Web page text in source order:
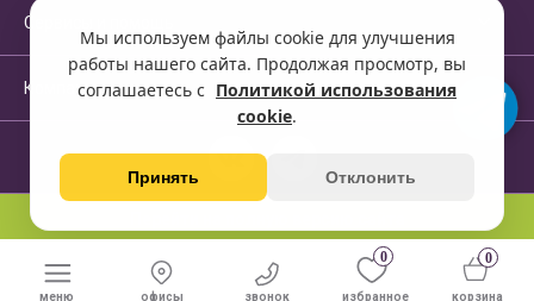
Мы используем файлы cookie для улучшения
работы нашего сайта. Продолжая просмотр, вы
соглашаетесь с Политикой использования
cookie.
Принять Отклонить
Сервисы и помощь
Компания
меню офисы звонок
0
избранное
0
корзина